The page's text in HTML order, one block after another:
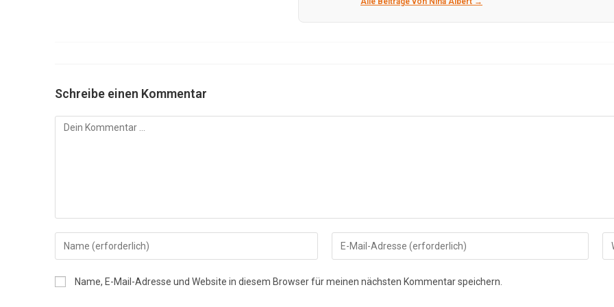
Schreibe einen Kommentar
Kommentar
Gib
deinen
Namen
Gib
deine
Name, E-Mail-Adresse und Website in diesem Browser für meinen nächsten Kommentar speichern.